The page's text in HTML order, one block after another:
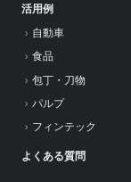
活用例
自動車
食品
包丁・刀物
パルプ
フィンテック
よくある質問